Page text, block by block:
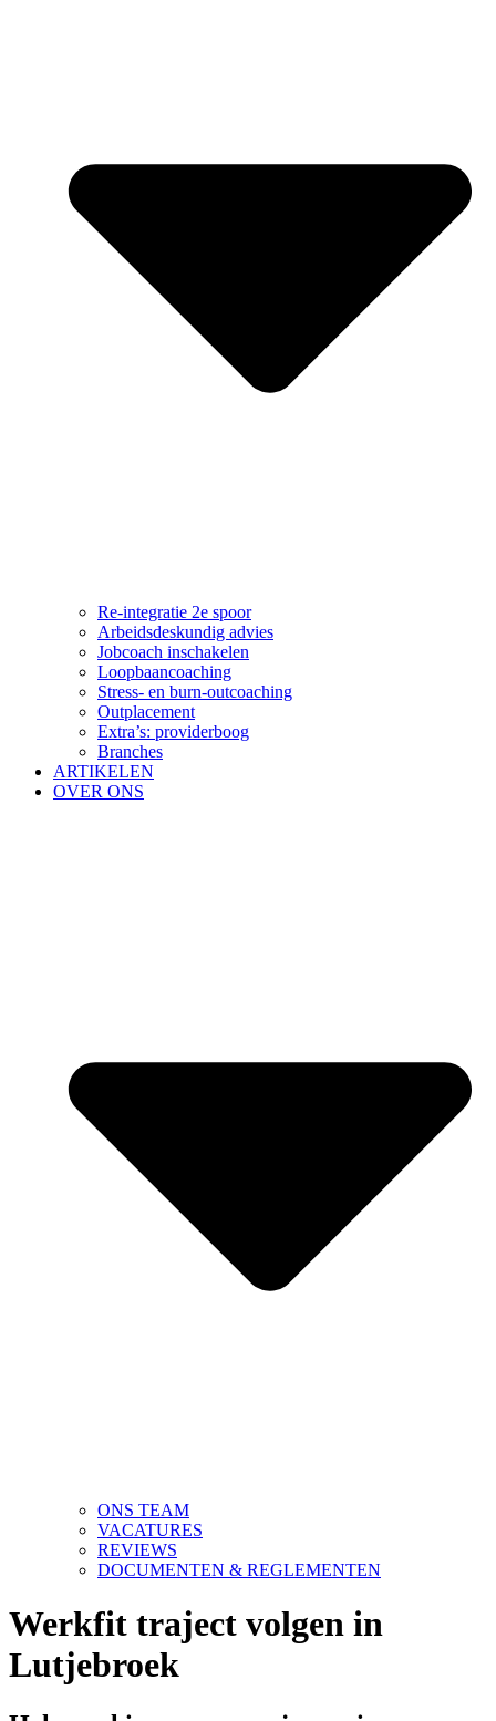
Re-integratie 2e spoor
Arbeidsdeskundig advies
Jobcoach inschakelen
Loopbaancoaching
Stress- en burn-outcoaching
Outplacement
Extra’s: providerboog
Branches
ARTIKELEN
OVER ONS
ONS TEAM
VACATURES
REVIEWS
DOCUMENTEN & REGLEMENTEN
Werkfit traject volgen in
Lutjebroek